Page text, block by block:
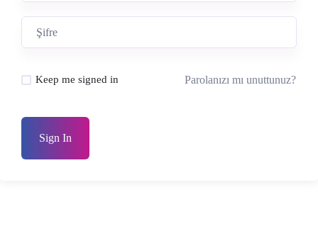
Keep me signed in Parolanızı mı unuttunuz?
Sign In